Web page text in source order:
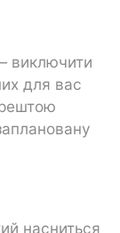
виключити
для вас
насниться